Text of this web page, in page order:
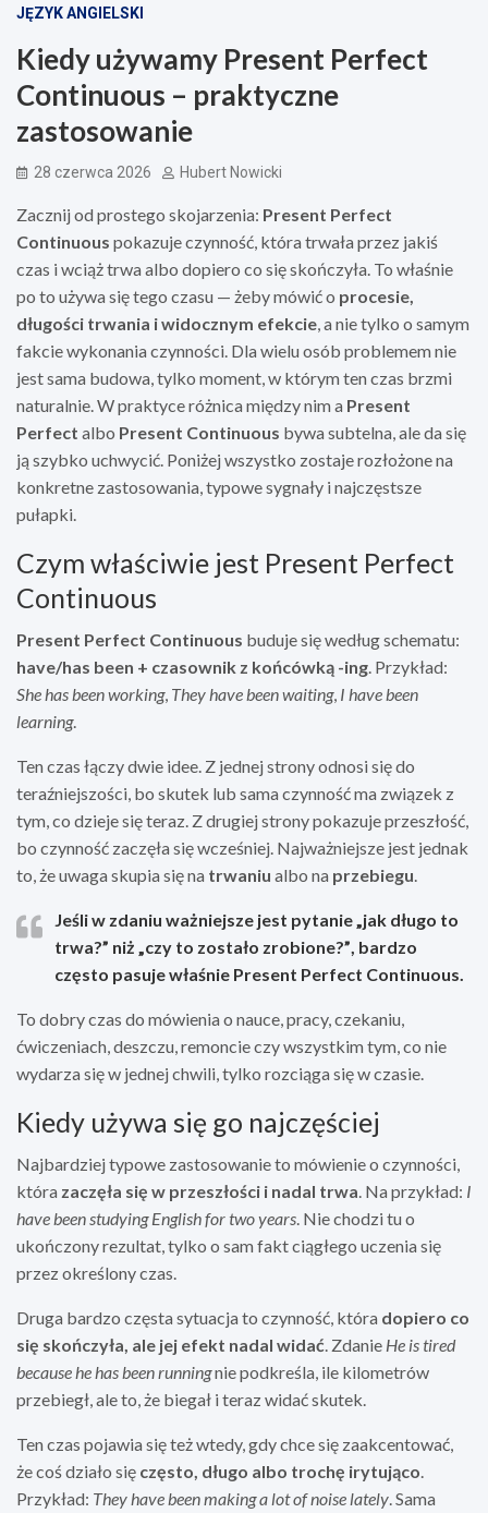
JĘZYK ANGIELSKI
Kiedy używamy Present Perfect
Continuous – praktyczne
zastosowanie
28 czerwca 2026 Hubert Nowicki
Zacznij od prostego skojarzenia: Present Perfect
Continuous pokazuje czynność, która trwała przez jakiś
czas i wciąż trwa albo dopiero co się skończyła. To właśnie
po to używa się tego czasu — żeby mówić o procesie,
długości trwania i widocznym efekcie , a nie tylko o samym
fakcie wykonania czynności. Dla wielu osób problemem nie
jest sama budowa, tylko moment, w którym ten czas brzmi
naturalnie. W praktyce różnica między nim a Present
Perfect albo Present Continuous bywa subtelna, ale da się
ją szybko uchwycić. Poniżej wszystko zostaje rozłożone na
konkretne zastosowania, typowe sygnały i najczęstsze
pułapki.
Czym właściwie jest Present Perfect
Continuous
Present Perfect Continuous buduje się według schematu:
have/has been + czasownik z końcówką -ing . Przykład:
She has been working, They have been waiting, I have been
learning.
Ten czas łączy dwie idee. Z jednej strony odnosi się do
teraźniejszości, bo skutek lub sama czynność ma związek z
tym, co dzieje się teraz. Z drugiej strony pokazuje przeszłość,
bo czynność zaczęła się wcześniej. Najważniejsze jest jednak
to, że uwaga skupia się na trwaniu albo na przebiegu
Jeśli w zdaniu ważniejsze jest pytanie „jak długo to
trwa?” niż „czy to zostało zrobione?” , bardzo
często pasuje właśnie Present Perfect Continuous.
To dobry czas do mówienia o nauce, pracy, czekaniu,
ćwiczeniach, deszczu, remoncie czy wszystkim tym, co nie
wydarza się w jednej chwili, tylko rozciąga się w czasie.
Kiedy używa się go najczęściej
Najbardziej typowe zastosowanie to mówienie o czynności,
która zaczęła się w przeszłości i nadal trwa . Na przykład: I
have been studying English for two years . Nie chodzi tu o
ukończony rezultat, tylko o sam fakt ciągłego uczenia się
przez określony czas.
Druga bardzo częsta sytuacja to czynność, która dopiero co
się skończyła, ale jej efekt nadal widać . Zdanie He is tired
because he has been runningnie podkreśla, ile kilometrów
przebiegł, ale to, że biegał i teraz widać skutek.
Ten czas pojawia się też wtedy, gdy chce się zaakcentować,
że coś działo się często, długo albo trochę irytująco
Przykład: They have been making a lot of noise lately . Sama